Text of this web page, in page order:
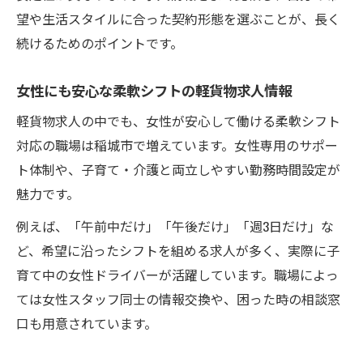
望や生活スタイルに合った契約形態を選ぶことが、長く
続けるためのポイントです。
女性にも安心な柔軟シフトの軽貨物求人情報
軽貨物求人の中でも、女性が安心して働ける柔軟シフト
対応の職場は稲城市で増えています。女性専用のサポー
ト体制や、子育て・介護と両立しやすい勤務時間設定が
魅力です。
例えば、「午前中だけ」「午後だけ」「週3日だけ」な
ど、希望に沿ったシフトを組める求人が多く、実際に子
育て中の女性ドライバーが活躍しています。職場によっ
ては女性スタッフ同士の情報交換や、困った時の相談窓
口も用意されています。